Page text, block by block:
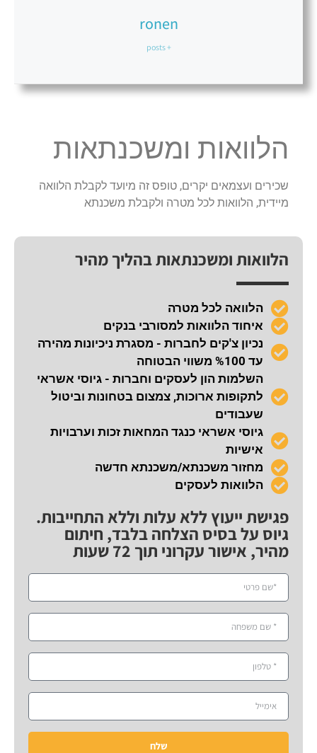
ronen
+ posts
הלוואות ומשכנתאות
שכירים ועצמאים יקרים, טופס זה מיועד לקבלת הלוואה
מיידית, הלוואות לכל מטרה ולקבלת משכנתא
הלוואות ומשכנתאות בהליך מהיר
הלוואה לכל מטרה
איחוד הלוואות למסורבי בנקים
נכיון צ'קים לחברות - מסגרת ניכיונות מהירה
עד %100 משווי הבטוחה
השלמות הון לעסקים וחברות - גיוסי אשראי
לתקופות ארוכות, צמצום בטחונות וביטול
שעבודים
גיוסי אשראי כנגד המחאות זכות וערבויות
אישיות
מחזור משכנתא/משכנתא חדשה
הלוואות לעסקים
פגישת ייעוץ ללא עלות וללא התחייבות.
גיוס על בסיס הצלחה בלבד, חיתום
מהיר, אישור עקרוני תוך 72 שעות
שלח